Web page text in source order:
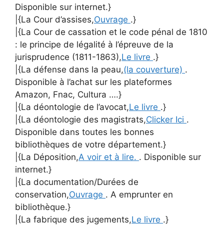
Disponible sur internet.}
|{La Cour d’assises,Ouvrage .}
|{La Cour de cassation et le code pénal de 1810
: le principe de légalité à l’épreuve de la
jurisprudence (1811-1863),Le livre .}
|{La défense dans la peau,(la couverture) .
Disponible à l’achat sur les plateformes
Amazon, Fnac, Cultura ….}
|{La déontologie de l’avocat,Le livre .}
|{La déontologie des magistrats,Clicker Ici .
Disponible dans toutes les bonnes
bibliothèques de votre département.}
|{La Déposition,A voir et à lire. . Disponible sur
internet.}
|{La documentation/Durées de
conservation,Ouvrage . A emprunter en
bibliothèque.}
|{La fabrique des jugements,Le livre .}